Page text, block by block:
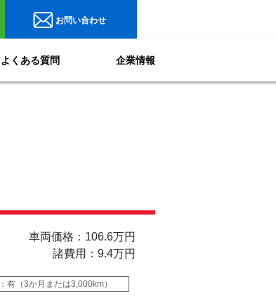
お問い合わせ
よくある質問 企業情報
車両価格：106.6万円
諸費用：9.4万円
有（3か月または3,000km）